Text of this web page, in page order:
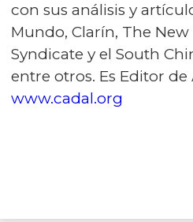
con sus análisis y
Mundo, Clarín, The
Syndicate y el South
entre otros. Es Editor de
www.cadal.org